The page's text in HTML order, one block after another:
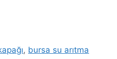
, bursa su arıtma